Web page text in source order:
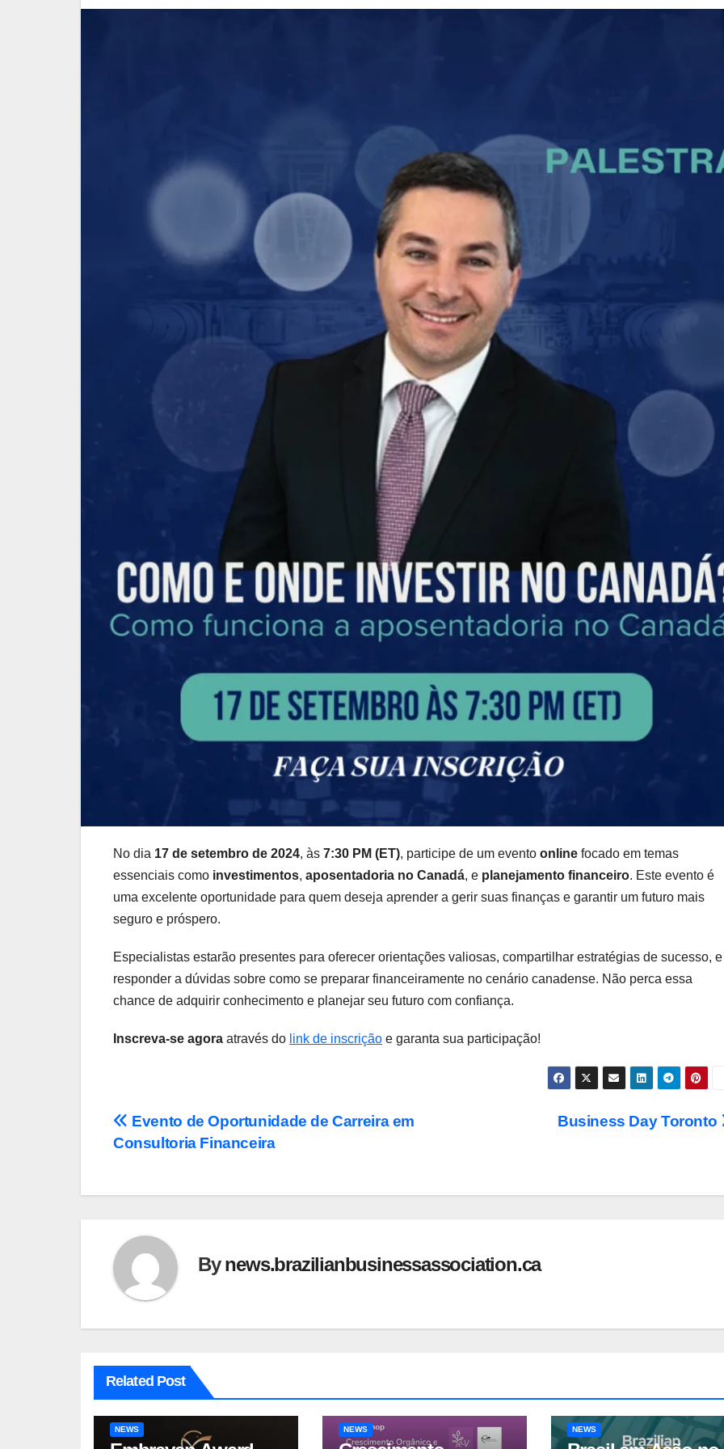
No dia 17 de setembro de 2024, às 7:30 PM (ET), participe de um evento online focado em temas
essenciais como investimentos, aposentadoria no Canadá, e planejamento financeiro. Este evento é
uma excelente oportunidade para quem deseja aprender a gerir suas finanças e garantir um futuro mais
seguro e próspero.
Especialistas estarão presentes para oferecer orientações valiosas, compartilhar estratégias de sucesso, e
responder a dúvidas sobre como se preparar financeiramente no cenário canadense. Não perca essa
chance de adquirir conhecimento e planejar seu futuro com confiança.
Inscreva-se agora através do link de inscrição e garanta sua participação!
Post
Business Day Toronto
Evento de Oportunidade de Carreira em
Consultoria Financeira
Bynews.brazilianbusinessassociation.ca
Related Post
NEWS NEWS NEWS